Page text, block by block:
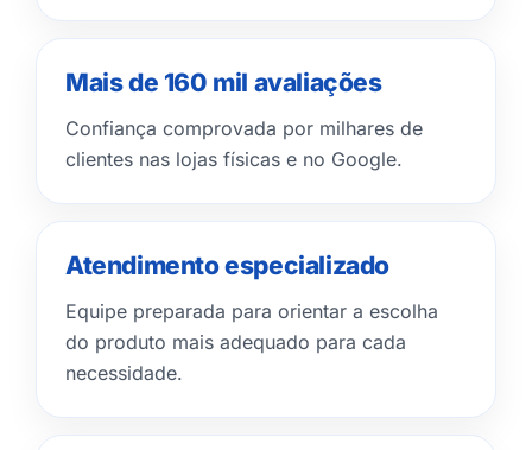
Mais de 160 mil avaliações
Confiança comprovada por milhares de
clientes nas lojas físicas e no Google.
Atendimento especializado
Equipe preparada para orientar a escolha
do produto mais adequado para cada
necessidade.